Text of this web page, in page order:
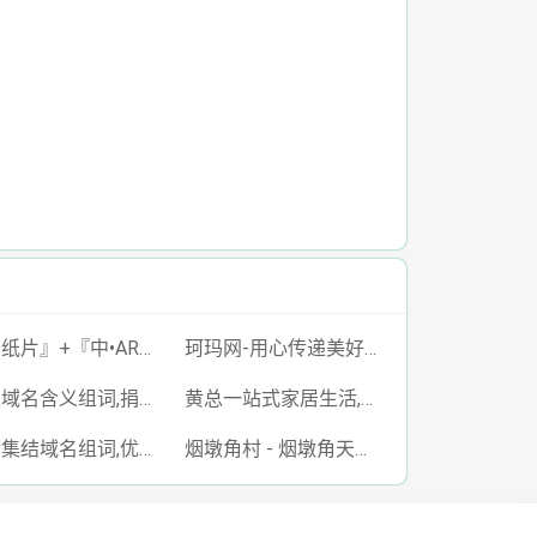
『中纸片』+『中•ARM』-云验证 | 在线身份验证解决方案 珂玛网-用心传递美好生活
捐粮域名含义组词,捐粮网,juanliang.com 黄总一站式家居生活,黄总网,www.huangzong.com
优金集结域名组词,优金集结,www.ujjj.cn 烟墩角村 - 烟墩角天鹅湖联合国世界最佳旅游乡村